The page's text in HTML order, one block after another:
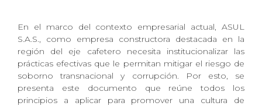
En el marco del contexto empresarial actual, ASUL
S.A.S., como empresa constructora destacada en la
región del eje cafetero necesita institucionalizar las
prácticas efectivas que le permitan mitigar el riesgo de
soborno transnacional y corrupción. Por esto, se
presenta este documento que reúne todos los
principios a aplicar para promover una cultura de